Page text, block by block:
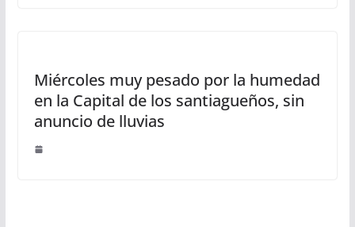
Miércoles muy pesado por la humedad
en la Capital de los santiagueños, sin
anuncio de lluvias